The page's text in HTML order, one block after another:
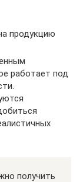
продукцию
работает под
получить